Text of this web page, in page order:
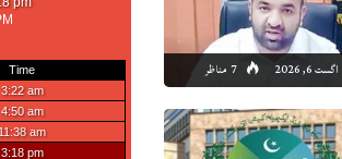
اگست 6, 2026 7 مناظر